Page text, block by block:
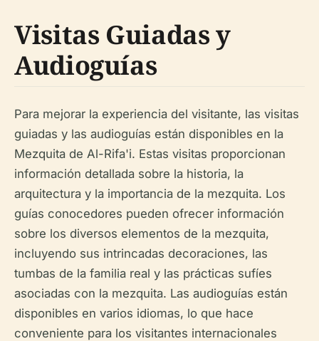
Visitas Guiadas y
Audioguías
Para mejorar la experiencia del visitante, las visitas
guiadas y las audioguías están disponibles en la
Mezquita de Al-Rifa'i. Estas visitas proporcionan
información detallada sobre la historia, la
arquitectura y la importancia de la mezquita. Los
guías conocedores pueden ofrecer información
sobre los diversos elementos de la mezquita,
incluyendo sus intrincadas decoraciones, las
tumbas de la familia real y las prácticas sufíes
asociadas con la mezquita. Las audioguías están
disponibles en varios idiomas, lo que hace
conveniente para los visitantes internacionales